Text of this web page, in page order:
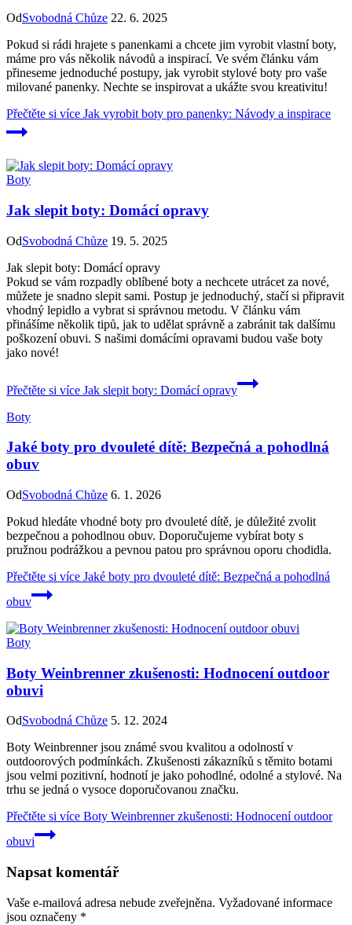
OdSvobodná Chůze 22. 6. 2025
Pokud si rádi hrajete s panenkami a chcete jim vyrobit vlastní boty,
máme pro vás několik návodů a inspirací. Ve svém článku vám
přineseme jednoduché postupy, jak vyrobit stylové boty pro vaše
milované panenky. Nechte se inspirovat a ukážte svou kreativitu!
Přečtěte si více Jak vyrobit boty pro panenky: Návody a inspirace
Boty
Jak slepit boty: Domácí opravy
OdSvobodná Chůze 19. 5. 2025
Jak slepit boty: Domácí opravy
Pokud se vám rozpadly oblíbené boty a nechcete utrácet za nové,
můžete je snadno slepit sami. Postup je jednoduchý, stačí si připravit
vhodný lepidlo a vybrat si správnou metodu. V článku vám
přinášíme několik tipů, jak to udělat správně a zabránit tak dalšímu
poškození obuvi. S našimi domácími opravami budou vaše boty
jako nové!
Přečtěte si více Jak slepit boty: Domácí opravy
Boty
Jaké boty pro dvouleté dítě: Bezpečná a pohodlná
obuv
OdSvobodná Chůze 6. 1. 2026
Pokud hledáte vhodné boty pro dvouleté dítě, je důležité zvolit
bezpečnou a pohodlnou obuv. Doporučujeme vybírat boty s
pružnou podrážkou a pevnou patou pro správnou oporu chodidla.
Přečtěte si více Jaké boty pro dvouleté dítě: Bezpečná a pohodlná
obuv
Boty
Boty Weinbrenner zkušenosti: Hodnocení outdoor
obuvi
OdSvobodná Chůze 5. 12. 2024
Boty Weinbrenner jsou známé svou kvalitou a odolností v
outdoorových podmínkách. Zkušenosti zákazníků s těmito botami
jsou velmi pozitivní, hodnotí je jako pohodlné, odolné a stylové. Na
trhu se jedná o vysoce doporučovanou značku.
Přečtěte si více Boty Weinbrenner zkušenosti: Hodnocení outdoor
obuvi
Napsat komentář
Vaše e-mailová adresa nebude zveřejněna. Vyžadované informace
jsou označeny *